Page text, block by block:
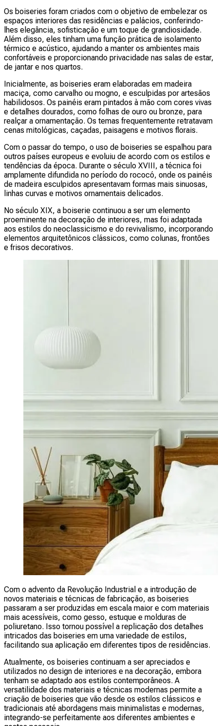
Os boiseries foram criados com o objetivo de embelezar os
espaços interiores das residências e palácios, conferindo-
lhes elegância, sofisticação e um toque de grandiosidade.
Além disso, eles tinham uma função prática de isolamento
térmico e acústico, ajudando a manter os ambientes mais
confortáveis e proporcionando privacidade nas salas de estar,
de jantar e nos quartos.
Inicialmente, as boiseries eram elaboradas em madeira
maciça, como carvalho ou mogno, e esculpidas por artesãos
habilidosos. Os painéis eram pintados à mão com cores vivas
e detalhes dourados, como folhas de ouro ou bronze, para
realçar a ornamentação. Os temas frequentemente retratavam
cenas mitológicas, caçadas, paisagens e motivos florais.
Com o passar do tempo, o uso de boiseries se espalhou para
outros países europeus e evoluiu de acordo com os estilos e
tendências da época. Durante o século XVIII, a técnica foi
amplamente difundida no período do rococó, onde os painéis
de madeira esculpidos apresentavam formas mais sinuosas,
linhas curvas e motivos ornamentais delicados.
No século XIX, a boiserie continuou a ser um elemento
proeminente na decoração de interiores, mas foi adaptada
aos estilos do neoclassicismo e do revivalismo, incorporando
elementos arquitetônicos clássicos, como colunas, frontões
e frisos decorativos.
Com o advento da Revolução Industrial e a introdução de
novos materiais e técnicas de fabricação, as boiseries
passaram a ser produzidas em escala maior e com materiais
mais acessíveis, como gesso, estuque e molduras de
poliuretano. Isso tornou possível a replicação dos detalhes
intricados das boiseries em uma variedade de estilos,
facilitando sua aplicação em diferentes tipos de residências.
Atualmente, os boiseries continuam a ser apreciados e
utilizados no design de interiores e na decoração, embora
tenham se adaptado aos estilos contemporâneos. A
versatilidade dos materiais e técnicas modernas permite a
criação de boiseries que vão desde os estilos clássicos e
tradicionais até abordagens mais minimalistas e modernas,
integrando-se perfeitamente aos diferentes ambientes e